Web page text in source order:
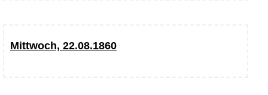
Mittwoch, 22.08.1860